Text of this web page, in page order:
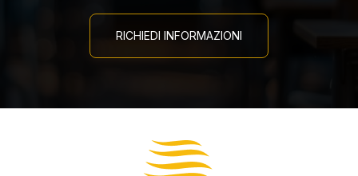
RICHIEDI INFORMAZIONI